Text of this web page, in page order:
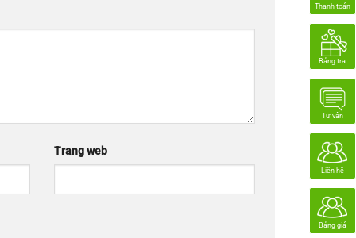
Trang web
Thanh toán
Bảng tra
Tư vấn
Liên hệ
Bảng giá